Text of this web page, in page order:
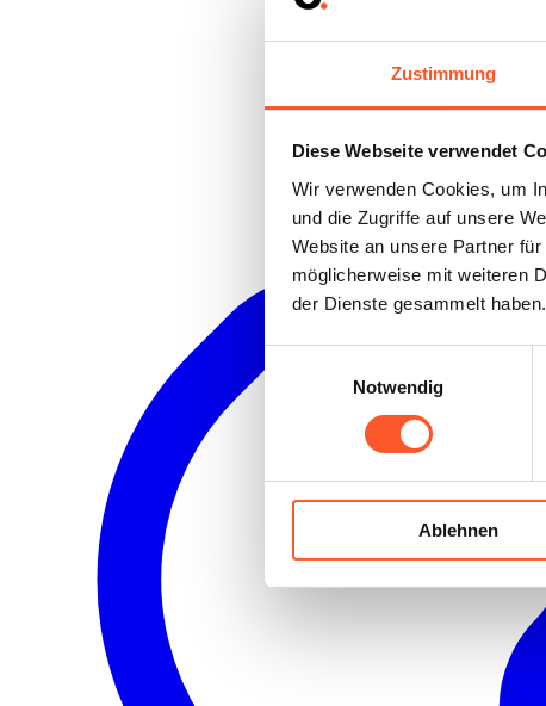
Zustimmung
Diese Webseite verwendet
Wir verwenden Cookies, um
und die Zugriffe auf unsere
Website an unsere Partner
möglicherweise mit weiteren
der Dienste gesammelt haben.
Notwendig
Ablehnen